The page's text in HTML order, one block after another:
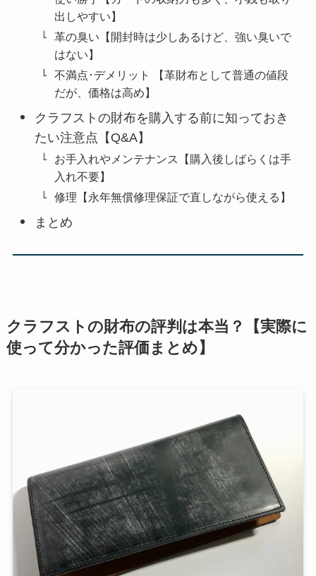
出しやすい】
革の臭い【開封時は少しあるけど、強い臭いで
はない】
不満点･デメリット 【革財布として普通の値段
だが、価格は高め】
クラフストの財布を購入する前に知っておき
たい注意点【Q&A】
お手入れやメンテナンス【購入後しばらくは手
入れ不要】
修理【永年無償修理保証で直しながら使える】
まとめ
クラフストの財布の評判は本当？【実際に
使って分かった評価まとめ】